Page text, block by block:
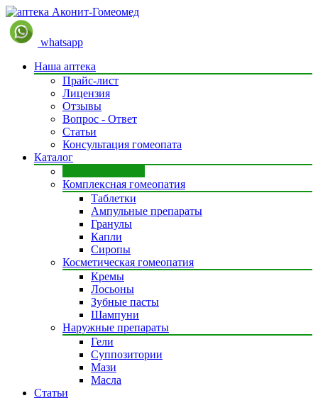
whatsapp
Наша аптека
Прайс-лист
Лицензия
Отзывы
Вопрос - Ответ
Статьи
Консультация гомеопата
Каталог
Комплексная гомеопатия
Таблетки
Ампульные препараты
Гранулы
Капли
Сиропы
Косметическая гомеопатия
Кремы
Лосьоны
Зубные пасты
Шампуни
Наружные препараты
Гели
Суппозитории
Мази
Масла
Статьи